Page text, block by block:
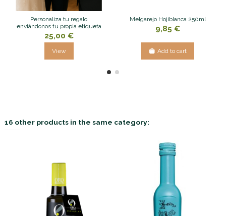
Personaliza tu regalo
enviándonos tu propia etiqueta
25,00 €
View
Melgarejo Hojiblanca 250ml
9,85 €
Add to cart
16 other products in the same category: